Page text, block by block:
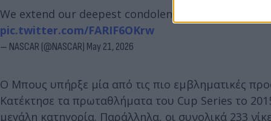
We extend our deepest condolences to the Busch
pic.twitter.com/FARIF6OKrw
— NASCAR (@NASCAR) May 21, 2026
Ο Μπους υπήρξε μία από τις πιο εμβληματικές
Κατέκτησε τα πρωταθλήματα του Cup Series το
μεγάλη κατηγορία. Παράλληλα, οι συνολικά 233